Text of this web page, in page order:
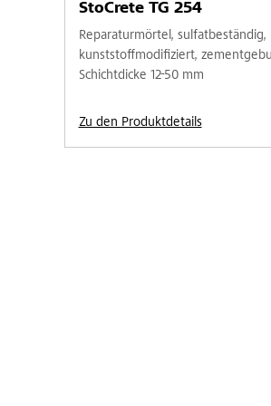
StoCrete TG 254
Reparaturmörtel, sulfatbeständig,
kunststoffmodifiziert,
Schichtdicke 12-50 mm
Zu den Produktdetails